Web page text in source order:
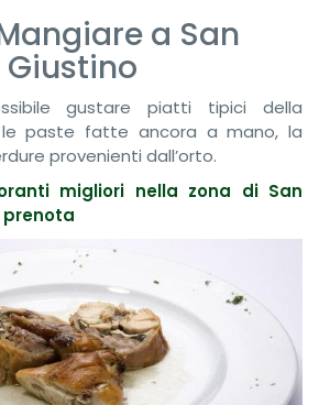
a San
Giustino
gustare piatti tipici della
le paste fatte ancora a mano, la
provenienti dall’orto.
migliori nella zona di San
prenota